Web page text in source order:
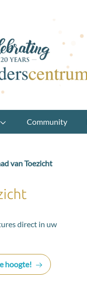
Community
van Toezicht
direct in uw
hoogte!